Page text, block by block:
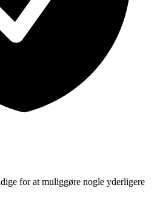
for at muliggøre nogle yderligere